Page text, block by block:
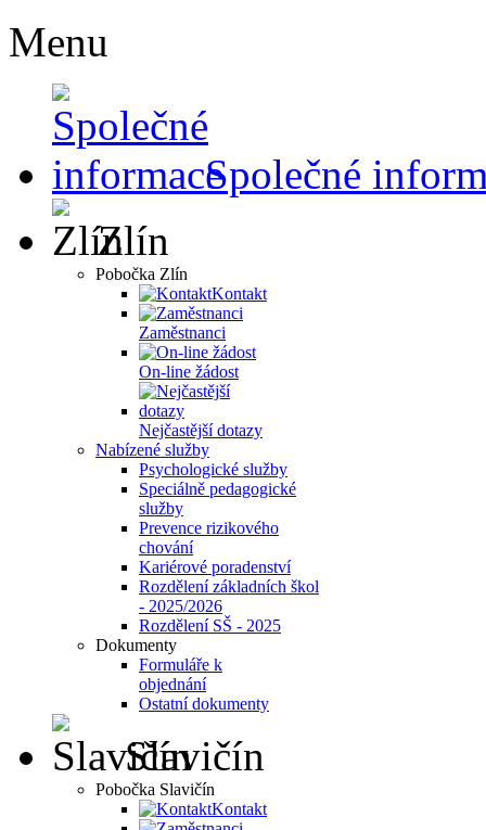
Menu
Společné
Zlín
Pobočka Zlín
Kontakt
Zaměstnanci
On-line žádost
Nejčastější dotazy
Nabízené služby
Psychologické služby
Speciálně pedagogické
služby
Prevence rizikového
chování
Kariérové poradenství
Rozdělení základních škol
- 2025/2026
Rozdělení SŠ - 2025
Dokumenty
Formuláře k
objednání
Ostatní dokumenty
Slavičín
Pobočka Slavičín
Kontakt